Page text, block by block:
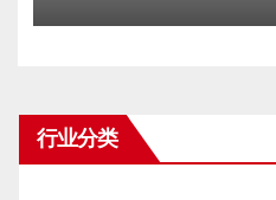
行业分类